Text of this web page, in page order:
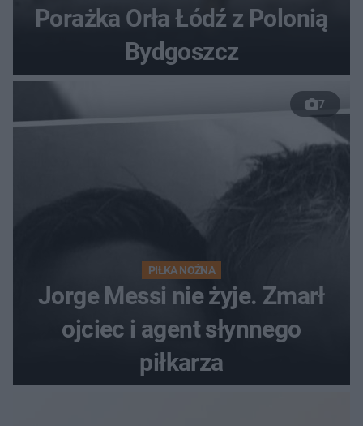
Porażka Orła Łódź z Polonią
Bydgoszcz
7
PIŁKA NOŻNA
Jorge Messi nie żyje. Zmarł
ojciec i agent słynnego
piłkarza